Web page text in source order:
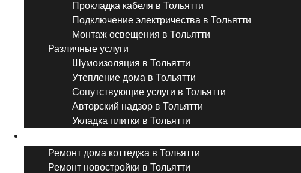
Прокладка кабеля в Тольятти
Подключение электричества в Тольятти
Монтаж освещения в Тольятти
Различные услуги
Шумоизоляция в Тольятти
Утепление дома в Тольятти
Сопутствующие услуги в Тольятти
Авторский надзор в Тольятти
Укладка плитки в Тольятти
Ремонт дома коттеджа в Тольятти
Ремонт новостройки в Тольятти